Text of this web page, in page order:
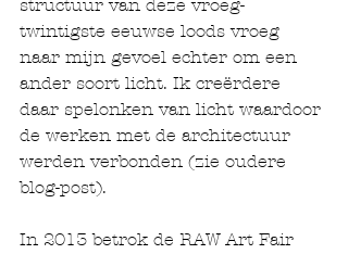
structuur van deze vroeg-
twintigste eeuwse loods vroeg
naar mijn gevoel echter om een
ander soort licht. Ik creërdere
daar spelonken van licht waardoor
de werken met de architectuur
werden verbonden (zie oudere
blog-post).
In 2013 betrok de RAW Art Fair